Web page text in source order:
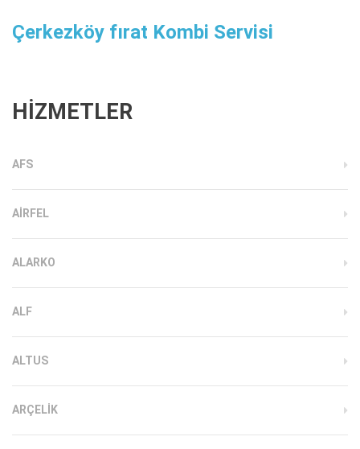
Çerkezköy fırat Kombi Servisi
HİZMETLER
AFS
AIRFEL
ALARKO
ALF
ALTUS
ARÇELIK